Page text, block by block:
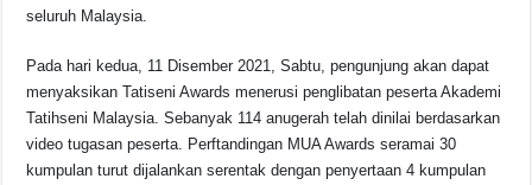
seluruh Malaysia.
Pada hari kedua, 11 Disember 2021, Sabtu, pengunjung akan dapat
menyaksikan Tatiseni Awards menerusi penglibatan peserta Akademi
Tatihseni Malaysia. Sebanyak 114 anugerah telah dinilai berdasarkan
video tugasan peserta. Perftandingan MUA Awards seramai 30
kumpulan turut dijalankan serentak dengan penyertaan 4 kumpulan